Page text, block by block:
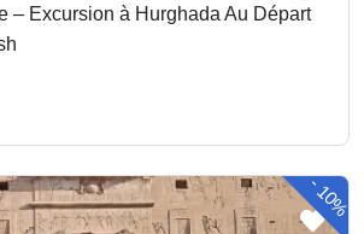
– Excursion à Hurghada Au Départ
-
10%